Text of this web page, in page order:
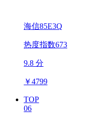
海信85E3Q
热度指数673
9.8 分
￥4799
TOP
06